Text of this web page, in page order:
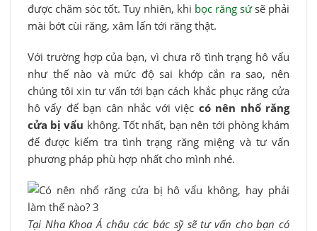
được chăm sóc tốt. Tuy nhiên, khi bọc răng sứsẽ phải
mài bớt cùi răng, xâm lấn tới răng thật.
Với trường hợp của bạn, vì chưa rõ tình trạng hô vẩu
như thế nào và mức độ sai khớp cắn ra sao, nên
chúng tôi xin tư vấn tới bạn cách khắc phục răng cửa
hô vẩy để bạn cân nhắc với việc có nên nhổ răng
cửa bị vẩu không. Tốt nhất, bạn nên tới phòng khám
để được kiểm tra tình trạng răng miệng và tư vấn
phương pháp phù hợp nhất cho mình nhé.
Tại Nha Khoa Á châu các bác sỹ sẽ tư vấn cho bạn có